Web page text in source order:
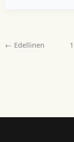
← Edellinen 1